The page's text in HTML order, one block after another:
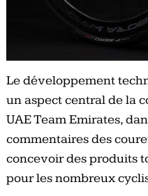
Le développement
un aspect central de la
UAE Team Emirates,
commentaires des
concevoir des produits
pour les nombreux